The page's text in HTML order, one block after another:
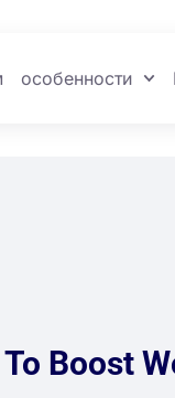
особенности
Boost